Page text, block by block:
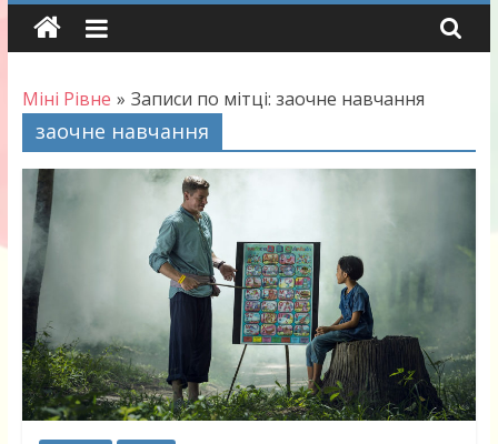
Skip
Міні Рівне » Записи по мітці: заочне навчання
заочне навчання